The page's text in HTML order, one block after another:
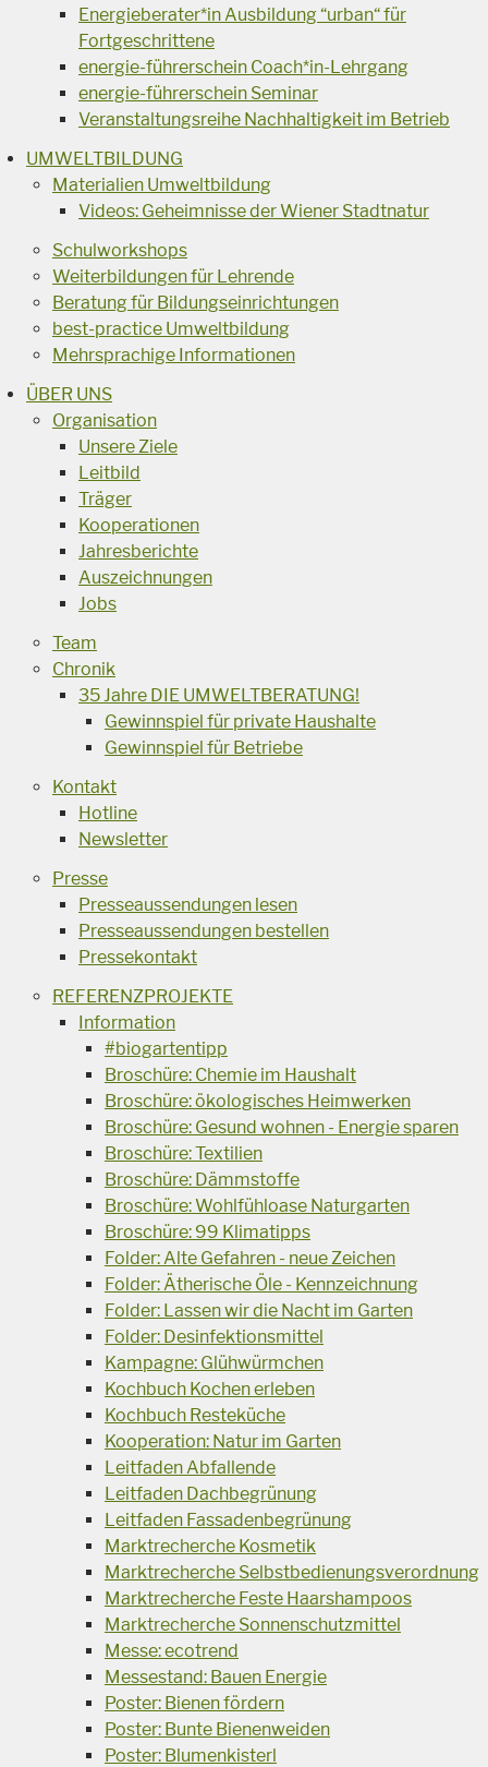
Energieberater*in Ausbildung “urban“ für
Fortgeschrittene
energie-führerschein Coach*in-Lehrgang
energie-führerschein Seminar
Veranstaltungsreihe Nachhaltigkeit im Betrieb
UMWELTBILDUNG
Materialien Umweltbildung
Videos: Geheimnisse der Wiener Stadtnatur
Schulworkshops
Weiterbildungen für Lehrende
Beratung für Bildungseinrichtungen
best-practice Umweltbildung
Mehrsprachige Informationen
ÜBER UNS
Organisation
Unsere Ziele
Leitbild
Träger
Kooperationen
Jahresberichte
Auszeichnungen
Jobs
Team
Chronik
35 Jahre DIE UMWELTBERATUNG!
Gewinnspiel für private Haushalte
Gewinnspiel für Betriebe
Kontakt
Hotline
Newsletter
Presse
Presseaussendungen lesen
Presseaussendungen bestellen
Pressekontakt
REFERENZPROJEKTE
Information
#biogartentipp
Broschüre: Chemie im Haushalt
Broschüre: ökologisches Heimwerken
Broschüre: Gesund wohnen - Energie sparen
Broschüre: Textilien
Broschüre: Dämmstoffe
Broschüre: Wohlfühloase Naturgarten
Broschüre: 99 Klimatipps
Folder: Alte Gefahren - neue Zeichen
Folder: Ätherische Öle - Kennzeichnung
Folder: Lassen wir die Nacht im Garten
Folder: Desinfektionsmittel
Kampagne: Glühwürmchen
Kochbuch Kochen erleben
Kochbuch Resteküche
Kooperation: Natur im Garten
Leitfaden Abfallende
Leitfaden Dachbegrünung
Leitfaden Fassadenbegrünung
Marktrecherche Kosmetik
Marktrecherche Selbstbedienungsverordnung
Marktrecherche Feste Haarshampoos
Marktrecherche Sonnenschutzmittel
Messe: ecotrend
Messestand: Bauen Energie
Poster: Bienen fördern
Poster: Bunte Bienenweiden
Poster: Blumenkisterl